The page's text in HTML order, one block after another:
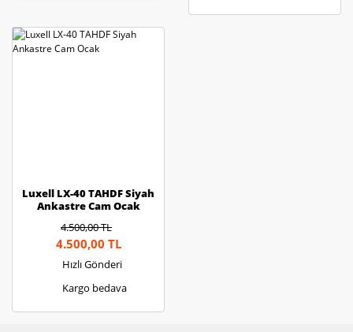
Luxell LX-40 TAHDF Siyah
Ankastre Cam Ocak
4.500,00 TL
4.500,00 TL
Hızlı Gönderi
Kargo bedava